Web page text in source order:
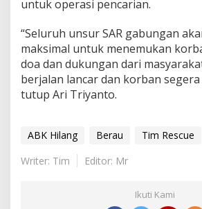
untuk operasi pencarian.
“Seluruh unsur SAR gabungan
maksimal untuk menemukan
doa dan dukungan dari
berjalan lancar dan korban
tutup Ari Triyanto.
ABK Hilang Berau Tim Rescue
Writer: Tim
Editor: Mr
Ikuti Kami